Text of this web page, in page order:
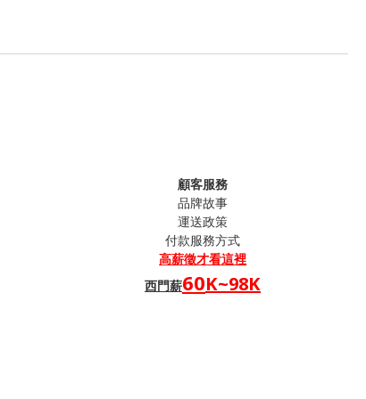
顧客服務
品牌故事
運送政策
付款服務方式
高薪徵才看這裡
西門薪60K~98K